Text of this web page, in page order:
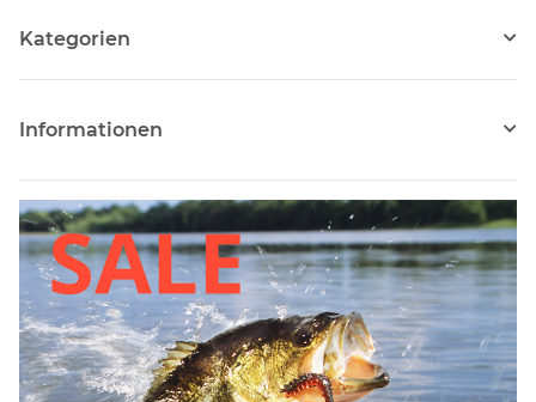
Kategorien
Informationen